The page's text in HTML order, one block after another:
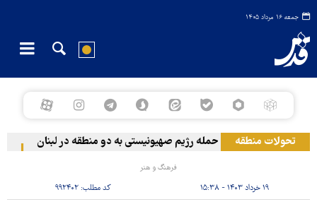
جمعه ۱۶ مرداد ۱۴۰۵
تحولات منطقه حمله رژیم صهیونیستی به دو منطقه در لبنان
فرهنگ و هنر
۱۹ خرداد ۱۴۰۳ - ۱۵:۳۸ کد مطلب:۹۹۲۴۰۲